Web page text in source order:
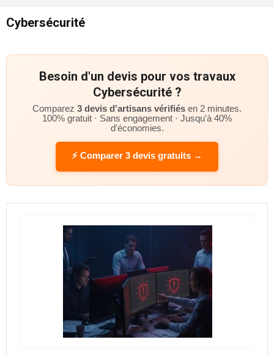
Cybersécurité
Besoin d'un devis pour vos travaux
Cybersécurité ?
Comparez 3 devis d'artisans vérifiés en 2 minutes.
100% gratuit · Sans engagement · Jusqu'à 40%
d'économies.
⚡ Comparer 3 devis gratuits →